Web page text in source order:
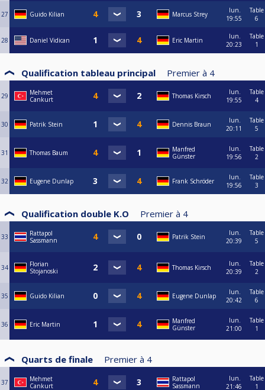
27 Guido Kilian Marcus Strey
lun.
19:55
Table
6
28 Daniel Vidican Eric Martin
lun.
20:23
Table
1
Qualification tableau principal Premier à 4
29
Mehmet
Cankurt
Thomas Kirsch
lun.
19:55
Table
4
30 Patrik Stein Dennis Braun
lun.
20:11
Table
5
31 Thomas Baum
Manfred
Günster
lun.
19:56
Table
2
32 Eugene Dunlap Frank Schröder
lun.
19:56
Table
3
Qualification double K.O Premier à 4
33
Rattapol
Sassmann
Patrik Stein
lun.
20:39
Table
5
34
Florian
Stojanoski
Thomas Kirsch
lun.
20:39
Table
2
35 Guido Kilian Eugene Dunlap
lun.
20:42
Table
6
36 Eric Martin
Manfred
Günster
lun.
21:00
Table
1
Quarts de finale Premier à 4
37
Mehmet
Cankurt
Rattapol
Sassmann
lun.
21:46
Table
1